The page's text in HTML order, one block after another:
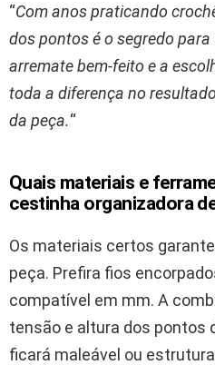
“Com anos praticando
dos pontos é o segredo
arremate bem-feito e a
toda a diferença no
da peça.“
Quais materiais e
cestinha organizadora
Os materiais certos
peça. Prefira fios
compatível em mm. A
tensão e altura dos pontos
ficará maleável ou